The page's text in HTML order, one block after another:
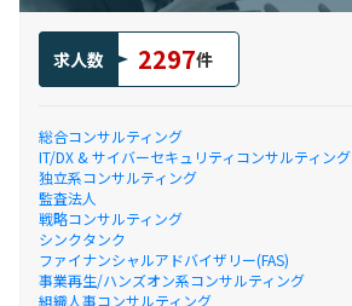
求人数 2297件
総合コンサルティング
IT/DX & サイバーセキュリティコンサルティング
独立系コンサルティング
監査法人
戦略コンサルティング
シンクタンク
ファイナンシャルアドバイザリー(FAS)
事業再生/ハンズオン系コンサルティング
組織人事コンサルティング